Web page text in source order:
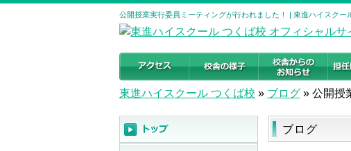
公開授業実行委員ミーティングが行われました！ | 東進ハイスク
東進ハイスクール つくば校 » ブログ » 公開授
ブログ